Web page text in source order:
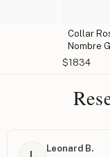
Collar
Nombre
$1834
Leonard B.